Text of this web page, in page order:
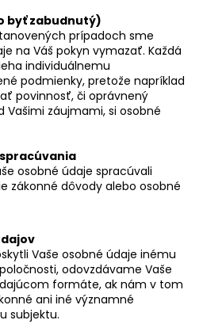
byť zabudnutý)
prípadoch sme
na Váš pokyn vymazať. Každá
individuálnemu
podmienky, pretože napríklad
povinnosť, či oprávnený
Vašimi záujmami, si osobné
osobné údaje spracúvali
zákonné dôvody alebo osobné
Vaše osobné údaje inému
odovzdávame Vaše
formáte, ak nám v tom
ani iné významné
subjektu.